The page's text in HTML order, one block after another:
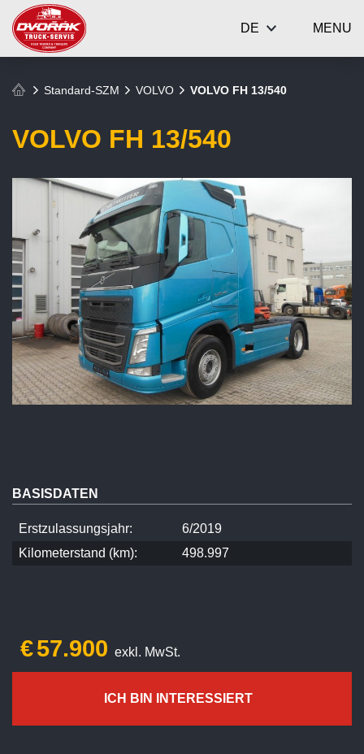
MENU
DE
Standard-SZM VOLVO VOLVO FH 13/540
VOLVO FH 13/540
€57.900 exkl. MwSt.
ICH BIN INTERESSIERT
BASISDATEN
Erstzulassungsjahr:
6/2019
Kilometerstand (km):
498.997